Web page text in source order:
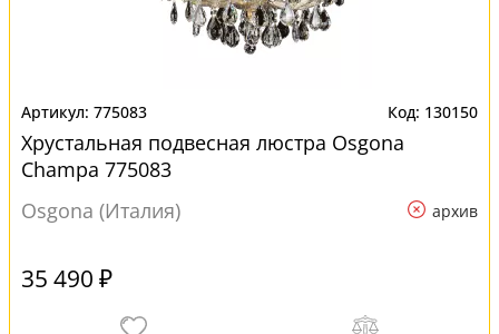
775083 130150
Хрустальная подвесная люстра Osgona
Champa 775083
Osgona (Италия)
архив
35 490 ₽